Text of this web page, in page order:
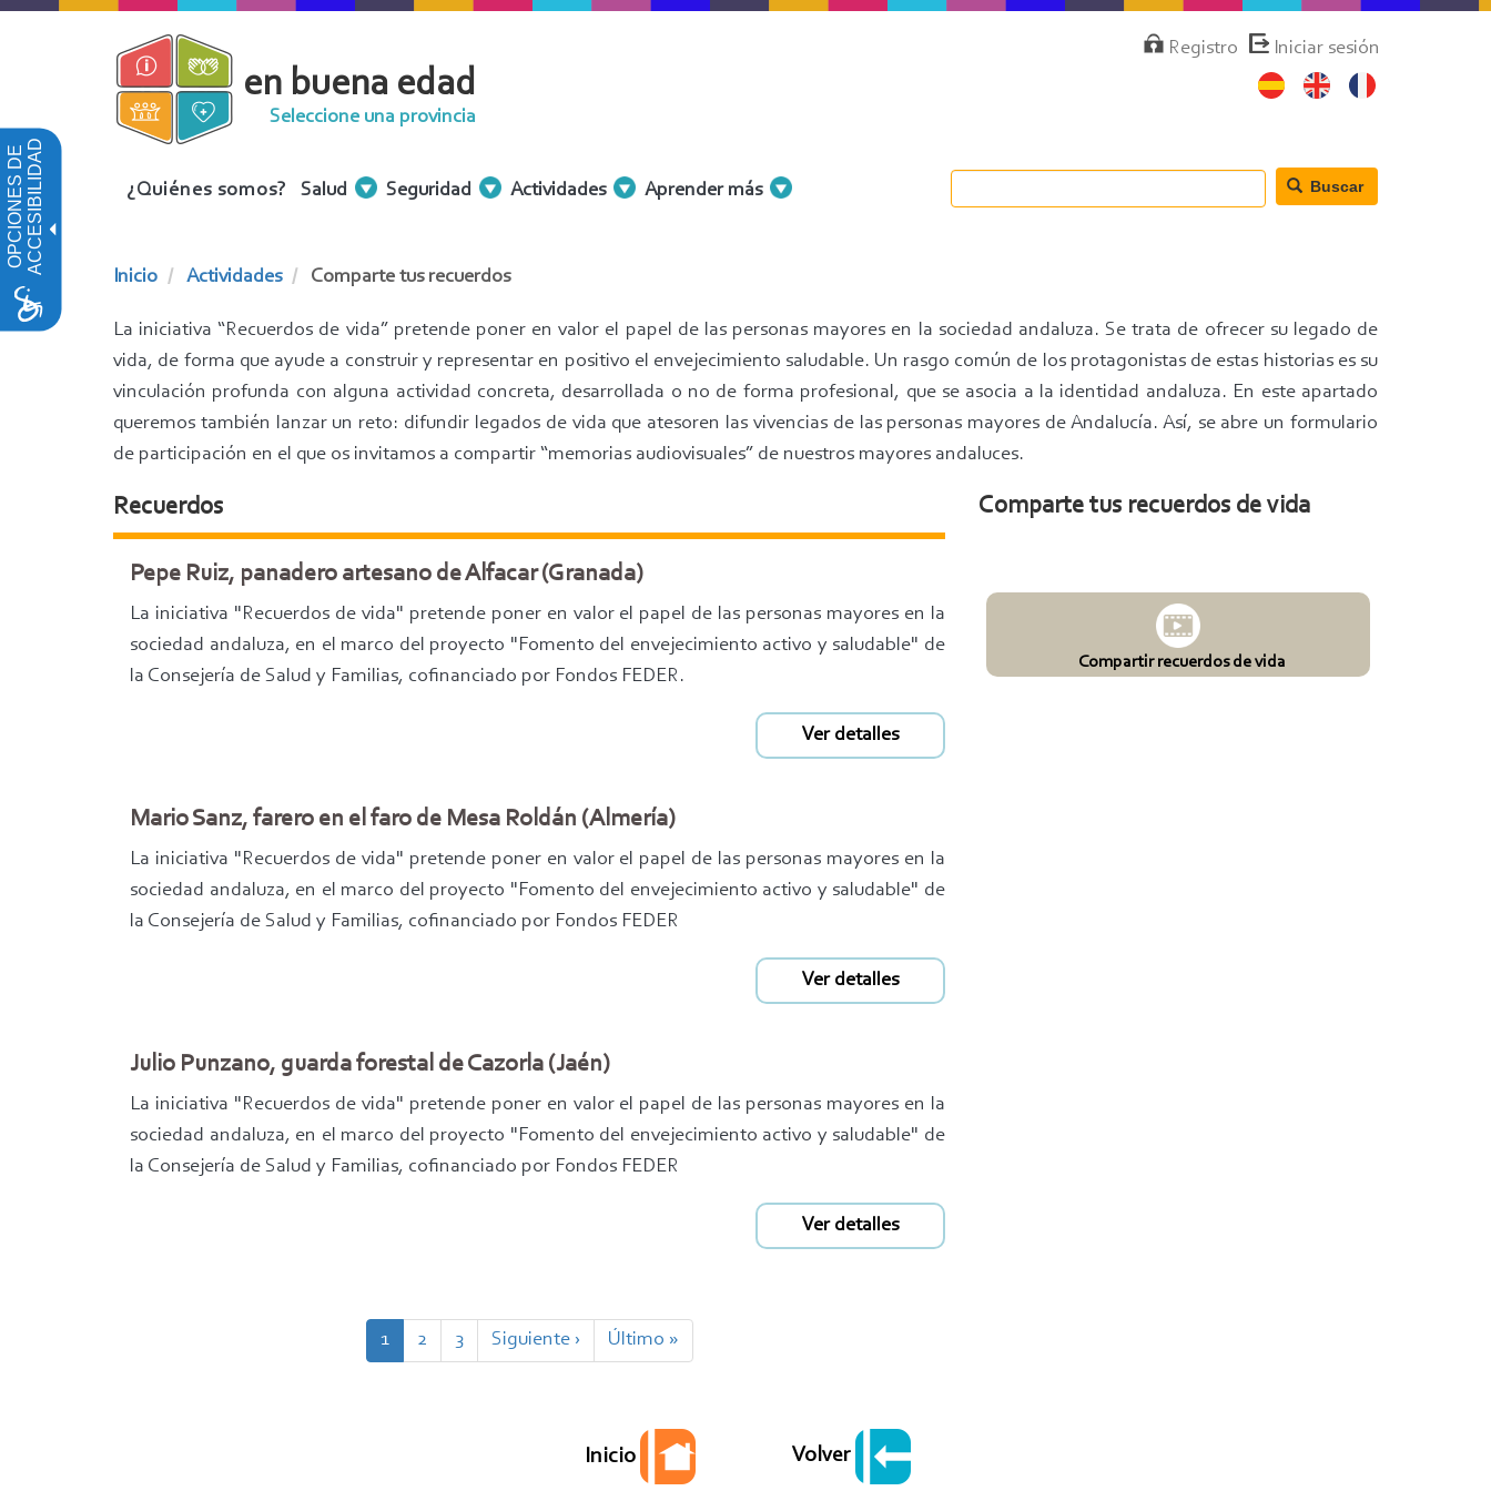
OPCIONES DEACCESIBILIDAD
Pasar
MenúRegistro Iniciar sesión
en buena edad
Seleccione una provincia
Menu
¿Quiénes somos? Salud Seguridad Actividades Aprender más Buscar
Inicio Actividades Comparte tus recuerdos
La iniciativa “Recuerdos de vida” pretende poner en valor el papel de las personas mayores en la sociedad andaluza. Se trata de ofrecer su legado de
vida, de forma que ayude a construir y representar en positivo el envejecimiento saludable. Un rasgo común de los protagonistas de estas historias es su
vinculación profunda con alguna actividad concreta, desarrollada o no de forma profesional, que se asocia a la identidad andaluza. En este apartado
queremos también lanzar un reto: difundir legados de vida que atesoren las vivencias de las personas mayores de Andalucía. Así, se abre un formulario
de participación en el que os invitamos a compartir “memorias audiovisuales” de nuestros mayores andaluces.
Comparte tus recuerdos de vida
Compartir recuerdos de vida
Recuerdos
Pepe Ruiz, panadero artesano de Alfacar (Granada)
La iniciativa "Recuerdos de vida" pretende poner en valor el papel de las personas mayores en la
sociedad andaluza, en el marco del proyecto "Fomento del envejecimiento activo y saludable" de
la Consejería de Salud y Familias, cofinanciado por Fondos FEDER.
Ver detalles
Mario Sanz, farero en el faro de Mesa Roldán (Almería)
La iniciativa "Recuerdos de vida" pretende poner en valor el papel de las personas mayores en la
sociedad andaluza, en el marco del proyecto "Fomento del envejecimiento activo y saludable" de
la Consejería de Salud y Familias, cofinanciado por Fondos FEDER
Ver detalles
Julio Punzano, guarda forestal de Cazorla (Jaén)
La iniciativa "Recuerdos de vida" pretende poner en valor el papel de las personas mayores en la
sociedad andaluza, en el marco del proyecto "Fomento del envejecimiento activo y saludable" de
la Consejería de Salud y Familias, cofinanciado por Fondos FEDER
Ver detalles
Página
actual
1 Page
2 Page
3
Siguiente
página
Siguiente ›
Última
página
Último »
Inicio Volver